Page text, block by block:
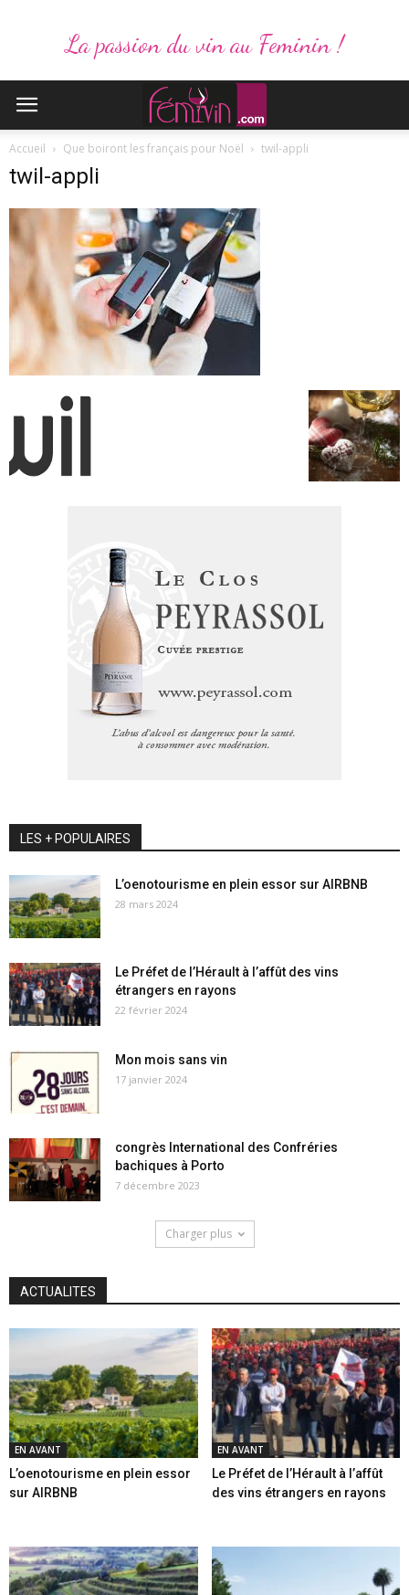
La passion du vin au Feminin !
Accueil Que boiront les français pour Noël twil-appli
twil-appli
LES + POPULAIRES
L’oenotourisme en plein essor sur AIRBNB
28 mars 2024
Le Préfet de l’Hérault à l’affût des vins
étrangers en rayons
22 février 2024
Mon mois sans vin
17 janvier 2024
congrès International des Confréries
bachiques à Porto
7 décembre 2023
Charger plus
ACTUALITES
EN AVANT
L’oenotourisme en plein essor
sur AIRBNB
EN AVANT
Le Préfet de l’Hérault à l’affût
des vins étrangers en rayons